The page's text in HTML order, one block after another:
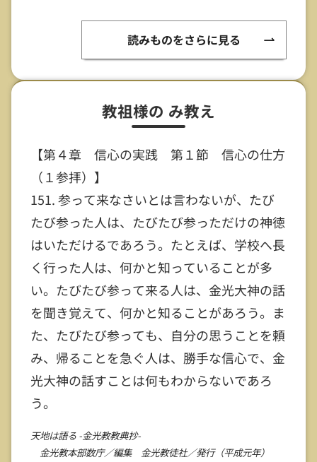
読みものをさらに見る
教祖様の み教え
【第４章 信心の実践 第１節 信心の仕方
（１参拝）】
151. 参って来なさいとは言わないが、たび
たび参った人は、たびたび参っただけの神徳
はいただけるであろう。たとえば、学校へ長
く行った人は、何かと知っていることが多
い。たびたび参って来る人は、金光大神の話
を聞き覚えて、何かと知ることがあろう。ま
た、たびたび参っても、自分の思うことを頼
み、帰ることを急ぐ人は、勝手な信心で、金
光大神の話すことは何もわからないであろ
う。
天地は語る -金光教教典抄-
金光教本部数庁／編集 金光教徒社／発行（平成元年）